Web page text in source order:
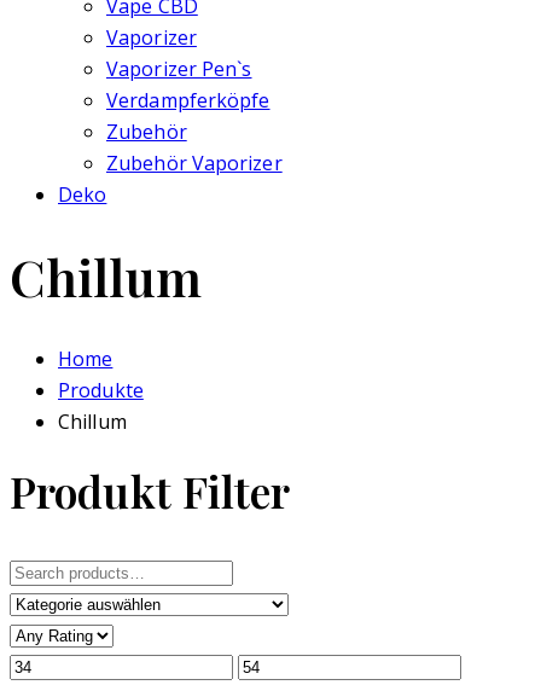
Vape CBD
Vaporizer
Vaporizer Pen`s
Verdampferköpfe
Zubehör
Zubehör Vaporizer
Deko
Chillum
Home
Produkte
Chillum
Produkt Filter
Search
for: